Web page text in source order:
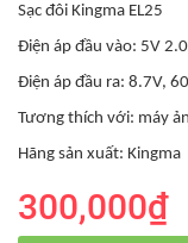
Sạc đôi Kingma EL25
Điện áp đầu vào: 5V
Điện áp đầu ra: 8.7V,
Tương thích với: máy
Hãng sản xuất: Kingma
300,000₫